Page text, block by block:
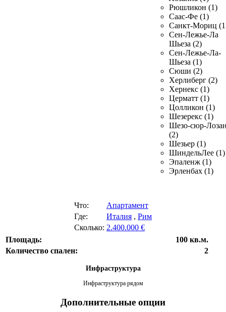
Рюшликон (1)
Саас-Фе (1)
Санкт-Мориц
Сен-Лежье-Ла
Шьеза (2)
Сен-Лежье-Ла-
Шьеза (1)
Сюши (2)
Херлиберг (2)
Хернекс (1)
Церматт (1)
Цолликон (1)
Шезерекс (1)
Шезо-сюр-
(2)
Шезьер (1)
ШиндельЛее (1)
Эпаленж (1)
Эрленбах (1)
Что:
Апартамент
Где:
Италия , Рим
Сколько: 2.400.000 €
Площадь:
100 кв.м.
Количество спален:
2
Инфраструктура
Инфраструктура рядом
Дополнительные опции